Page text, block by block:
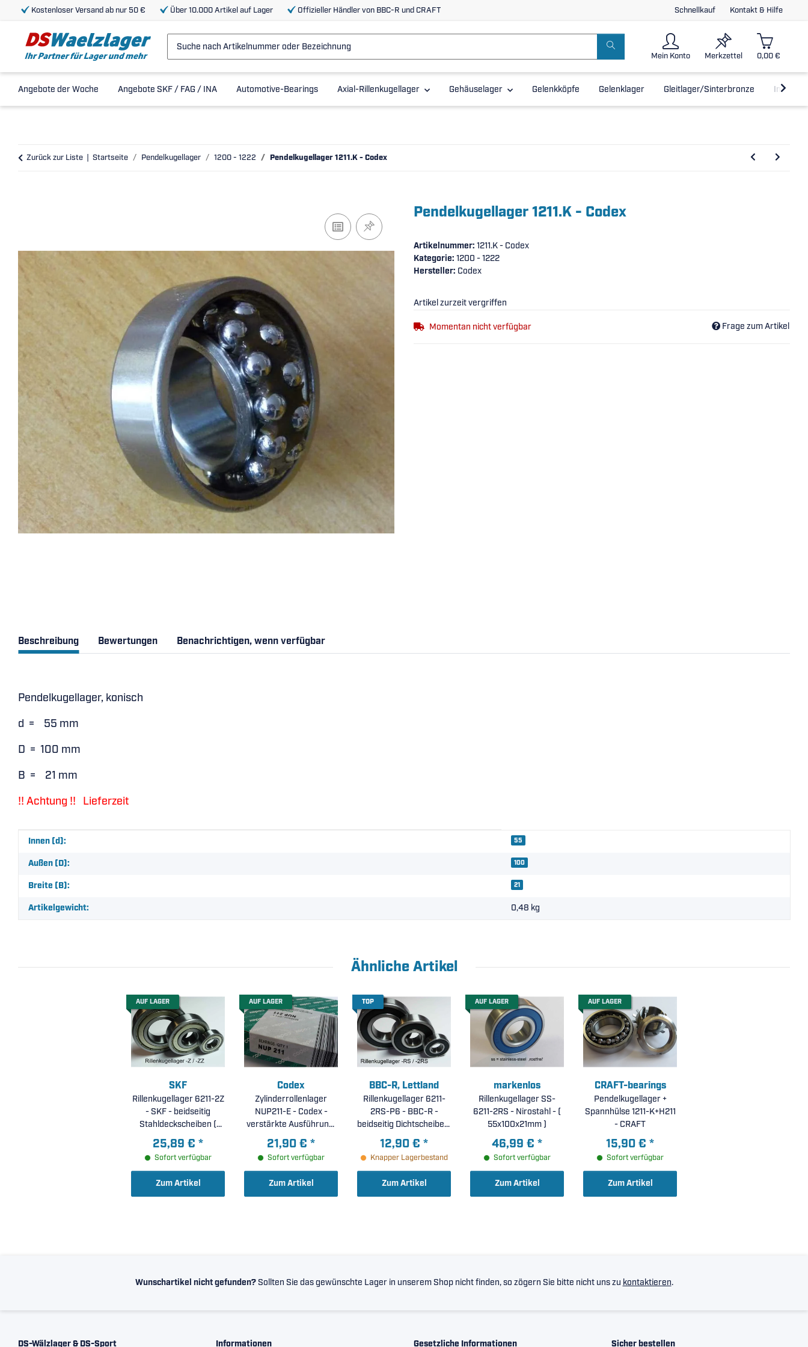
Schnellkauf Kontakt & Hilfe
Kostenloser Versand ab nur 50 € Über 10.000 Artikel auf Lager Offizieller Händler von BBC-R und CRAFT
Mein Konto Merkzettel 0,00 €
Angebote der Woche Angebote SKF / FAG / INA Automotive-Bearings Axial-Rillenkugellager Gehäuselager Gelenkköpfe Gelenklager Gleitlager/Sinterbronze Inline-
Zurück zur Liste Startseite Pendelkugellager 1200 - 1222 Pendelkugellager 1211.K - Codex
Pendelkugellager 1211.K - Codex
Artikelnummer: 1211.K - Codex
Kategorie: 1200 - 1222
Hersteller: Codex
Artikel zurzeit vergriffen
Momentan nicht verfügbar Frage zum Artikel
Beschreibung Bewertungen Benachrichtigen, wenn verfügbar
Pendelkugellager, konisch
d = 55 mm
D = 100 mm
B = 21 mm
!! Achtung !! Lieferzeit
Produkteigenschaft
Wert
Innen (d): 55
Außen (D): 100
Breite (B): 21
Artikelgewicht: 0,48 kg
Ähnliche Artikel
AUF LAGER
SKF
Rillenkugellager 6211-2Z
- SKF - beidseitig
Stahldeckscheiben (
55x100x21mm )
25,89 € *
Sofort verfügbar
Zum Artikel
AUF LAGER
Codex
Zylinderrollenlager
NUP211-E - Codex -
verstärkte Ausführung,
Stahlkäfig (
55x100x21mm )
21,90 € *
Sofort verfügbar
Zum Artikel
TOP
BBC-R, Lettland
Rillenkugellager 6211-
2RS-P6 - BBC-R -
beidseitig Dichtscheiben,
erhöhte
Laufgenauigkeit P6 (
55x100x21mm )
12,90 € *
Knapper Lagerbestand
Zum Artikel
AUF LAGER
markenlos
Rillenkugellager SS-
6211-2RS - Nirostahl - (
55x100x21mm )
46,99 € *
Sofort verfügbar
Zum Artikel
AUF LAGER
CRAFT-bearings
Pendelkugellager +
Spannhülse 1211-K+H211
- CRAFT
15,90 € *
Sofort verfügbar
Zum Artikel
Wunschartikel nicht gefunden?Sollten Sie das gewünschte Lager in unserem Shop nicht finden, so zögern Sie bitte nicht uns zu kontaktieren.
DS-Wälzlager & DS-Sport Informationen Gesetzliche Informationen Sicher bestellen